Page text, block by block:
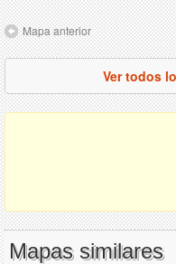
Mapa anterior
Ver todos
Mapas similares